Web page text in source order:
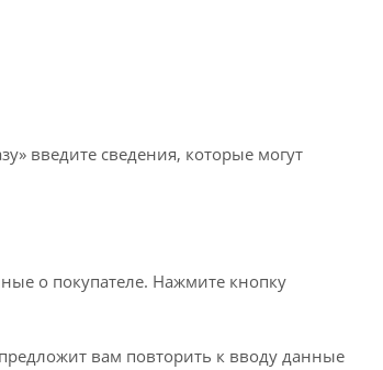
введите сведения, которые могут
о покупателе. Нажмите кнопку
вам повторить к вводу данные